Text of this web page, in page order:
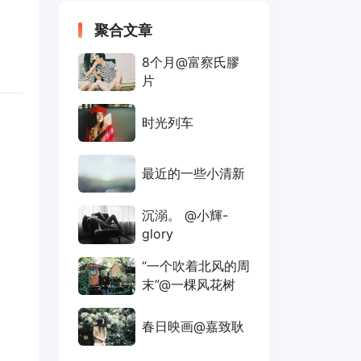
聚合文章
8个月@富察氏膠
片
时光列车
最近的一些小清新
沉溺。 @小輝-
glory
“一个吹着北风的周
末”@一棵风花树
春日映画@嘉致耿